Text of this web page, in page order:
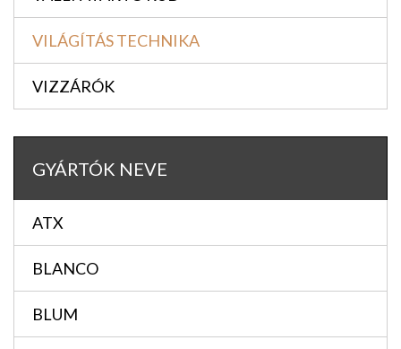
VILÁGÍTÁS TECHNIKA
VIZZÁRÓK
GYÁRTÓK NEVE
ATX
BLANCO
BLUM